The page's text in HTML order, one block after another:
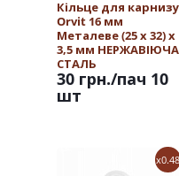
Кільце для карнизу
Orvit 16 мм
Металеве (25 х 32) х
3,5 мм НЕРЖАВІЮЧА
СТАЛЬ
30 грн./пач 10
шт
x0.48